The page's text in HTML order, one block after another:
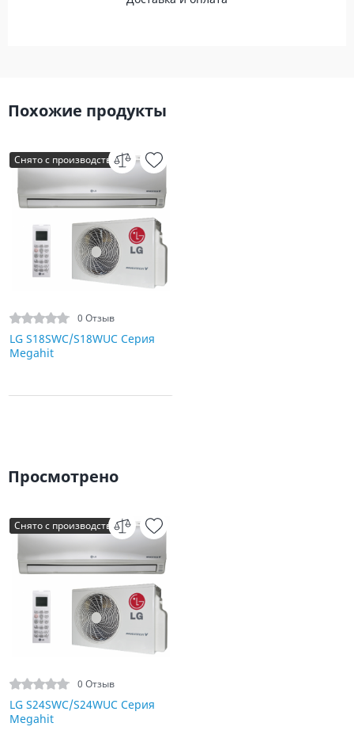
Похожие продукты
Снято с производства
0 Отзыв
LG S18SWC/S18WUC Серия
Megahit
Просмотрено
Снято с производства
0 Отзыв
LG S24SWC/S24WUC Серия
Megahit